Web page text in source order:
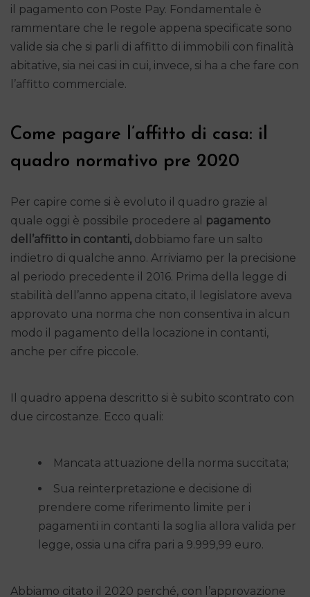
il pagamento con Poste Pay. Fondamentale è
rammentare che le regole appena specificate sono
valide sia che si parli di affitto di immobili con finalità
abitative, sia nei casi in cui, invece, si ha a che fare con
l’affitto commerciale.
Come pagare l’affitto di casa: il
quadro normativo pre 2020
Per capire come si è evoluto il quadro grazie al
quale oggi è possibile procedere al
pagamento
dell’affitto in contanti, dobbiamo fare un salto
indietro di qualche anno. Arriviamo per la precisione
al periodo precedente il 2016. Prima della legge di
stabilità dell’anno appena citato, il legislatore aveva
approvato una norma che non consentiva in alcun
modo il pagamento della locazione in contanti,
anche per cifre piccole.
Il quadro appena descritto si è subito scontrato con
due circostanze. Ecco quali:
Mancata attuazione della norma succitata;
Sua reinterpretazione e decisione di
prendere come riferimento limite per i
pagamenti in contanti la soglia allora valida per
legge, ossia una cifra pari a 9.999,99 euro.
Abbiamo citato il 2020 perché, con l’approvazione